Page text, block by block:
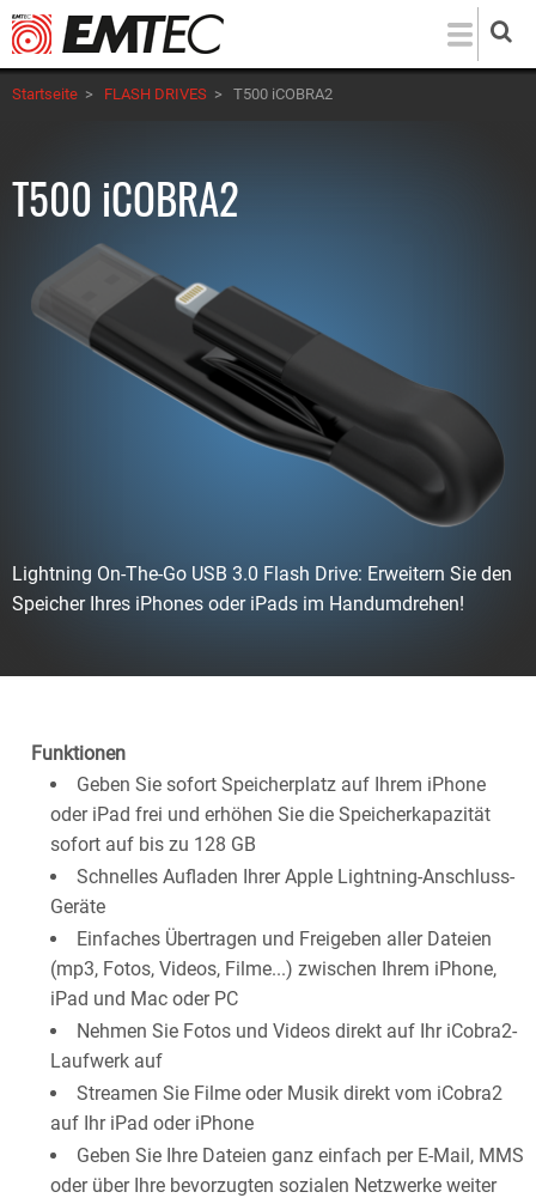
Direkt
zum
Inhalt
Startseite > FLASH DRIVES > T500 iCOBRA2
T500 iCOBRA2
Lightning On-The-Go USB 3.0 Flash Drive: Erweitern Sie den
Speicher Ihres iPhones oder iPads im Handumdrehen!
Funktionen
Geben Sie sofort Speicherplatz auf Ihrem iPhone
oder iPad frei und erhöhen Sie die Speicherkapazität
sofort auf bis zu 128 GB
Schnelles Aufladen Ihrer Apple Lightning-Anschluss-
Geräte
Einfaches Übertragen und Freigeben aller Dateien
(mp3, Fotos, Videos, Filme...) zwischen Ihrem iPhone,
iPad und Mac oder PC
Nehmen Sie Fotos und Videos direkt auf Ihr iCobra2-
Laufwerk auf
Streamen Sie Filme oder Musik direkt vom iCobra2
auf Ihr iPad oder iPhone
Geben Sie Ihre Dateien ganz einfach per E-Mail, MMS
oder über Ihre bevorzugten sozialen Netzwerke weiter